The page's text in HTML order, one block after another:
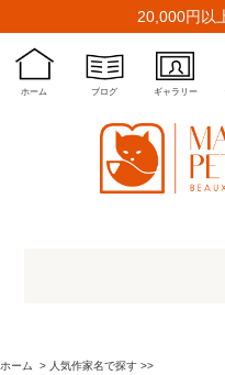
20,000円以
ホーム ブログ ギャラリー
ホーム > 人気作家名で探す >>